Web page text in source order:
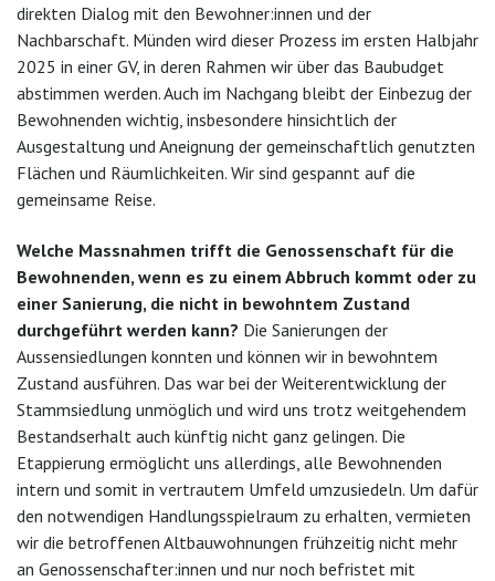
direkten Dialog mit den Bewohner:innen und der
Nachbarschaft. Münden wird dieser Prozess im ersten Halbjahr
2025 in einer GV, in deren Rahmen wir über das Baubudget
abstimmen werden. Auch im Nachgang bleibt der Einbezug der
Bewohnenden wichtig, insbesondere hinsichtlich der
Ausgestaltung und Aneignung der gemeinschaftlich genutzten
Flächen und Räumlichkeiten. Wir sind gespannt auf die
gemeinsame Reise.
Welche Massnahmen trifft die Genossenschaft für die
Bewohnenden, wenn es zu einem Abbruch kommt oder zu
einer Sanierung, die nicht in bewohntem Zustand
durchgeführt werden kann? Die Sanierungen der
Aussensiedlungen konnten und können wir in bewohntem
Zustand ausführen. Das war bei der Weiterentwicklung der
Stammsiedlung unmöglich und wird uns trotz weitgehendem
Bestandserhalt auch künftig nicht ganz gelingen. Die
Etappierung ermöglicht uns allerdings, alle Bewohnenden
intern und somit in vertrautem Umfeld umzusiedeln. Um dafür
den notwendigen Handlungsspielraum zu erhalten, vermieten
wir die betroffenen Altbauwohnungen frühzeitig nicht mehr
an Genossenschafter:innen und nur noch befristet mit